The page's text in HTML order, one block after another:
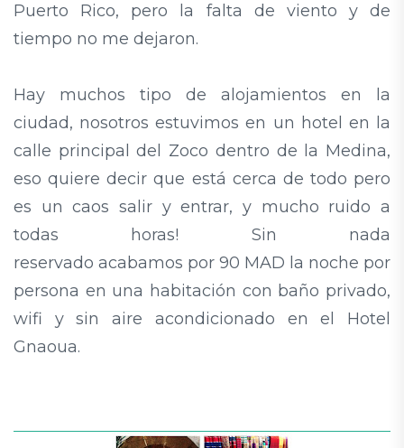
Puerto Rico, pero la falta de viento y de
tiempo no me dejaron.
Hay muchos tipo de alojamientos en la
ciudad, nosotros estuvimos en un hotel en la
calle principal del Zoco dentro de la Medina,
eso quiere decir que está cerca de todo pero
es un caos salir y entrar, y mucho ruido a
todas horas! Sin nada
reservado acabamos por 90 MAD la noche por
persona en una habitación con baño privado,
wifi y sin aire acondicionado en el Hotel
Gnaoua.